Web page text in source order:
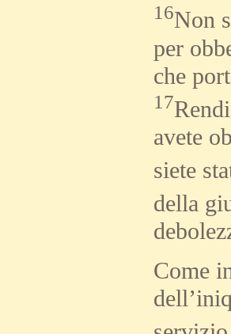
16Non
per
che
17
avete
siete
della
Come